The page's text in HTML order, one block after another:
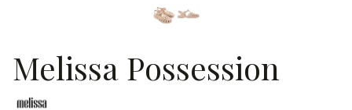
Melissa Possession